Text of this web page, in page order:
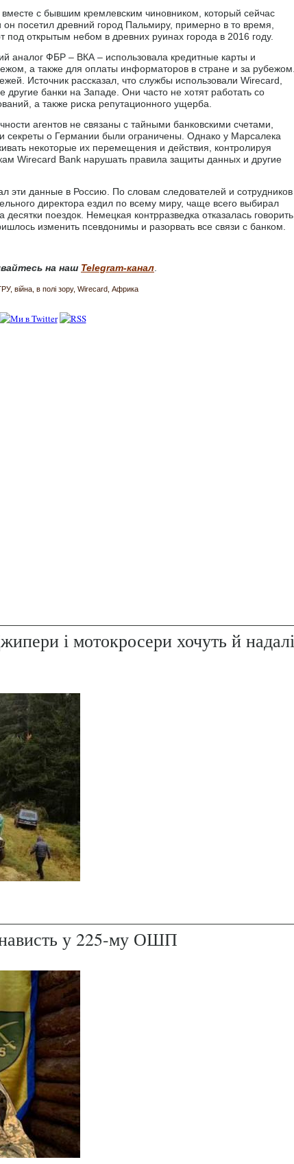
с бывшим кремлевским чиновником, который сейчас
посетил древний город Пальмиру, примерно в то время,
под открытым небом в древних руинах города в 2016 году.
аналог ФБР – ВКА – использовала кредитные карты и
а также для оплаты информаторов в стране и за рубежом.
Источник рассказал, что службы использовали Wirecard,
банки на Западе. Они часто не хотят работать со
а также риска репутационного ущерба.
агентов не связаны с тайными банковскими счетами,
секреты о Германии были ограничены. Однако у Марсалека
некоторые их перемещения и действия, контролируя
Wirecard Bank нарушать правила защиты данных и другие
эти данные в Россию. По словам следователей и сотрудников
директора ездил по всему миру, чаще всего выбирал
поездок. Немецкая контрразведка отказалась говорить,
изменить псевдонимы и разорвать все связи с банком.
на наш Telegram-канал
війна в полі зору Wirecard Африка
і мотокросери хочуть й надалі
у 225-му ОШП